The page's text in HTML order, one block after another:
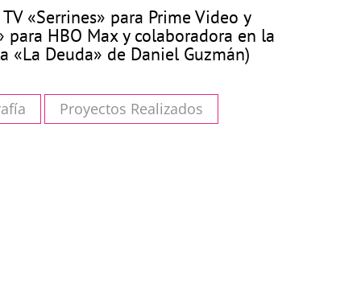
«Serrines» para Prime Video y
para HBO Max y colaboradora en la
«La Deuda» de Daniel Guzmán)
Proyectos Realizados